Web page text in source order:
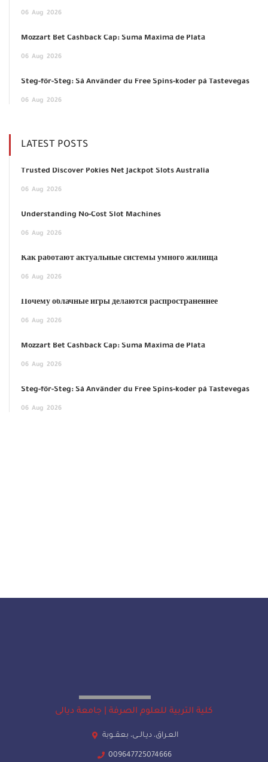
06 Aug 2026
Mozzart Bet Cashback Cap: Suma Maximă de Plată
06 Aug 2026
Steg-för-Steg: Så Använder du Free Spins-koder på Tastevegas
06 Aug 2026
LATEST POSTS
Trusted Discover Pokies Net Jackpot Slots Australia
06 Aug 2026
Understanding No-Cost Slot Machines
06 Aug 2026
Как работают актуальные системы умного жилища
06 Aug 2026
Почему облачные игры делаются распространённее
06 Aug 2026
Mozzart Bet Cashback Cap: Suma Maximă de Plată
06 Aug 2026
Steg-för-Steg: Så Använder du Free Spins-koder på Tastevegas
06 Aug 2026
كلية التربية للعلوم الصرفة | جامعة ديالى
العـراق، ديـالــى، بعقــوبة
009647725074666